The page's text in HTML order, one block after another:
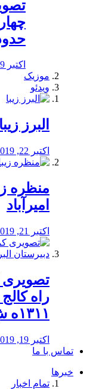
حدود
اکتبر 19, 2019
موزیک
ویدئو
البرز زیبا
اکتبر 22, 2019
منظره‌‌
امیرآباد
اکتبر 21, 2019
️تصویری
راه
۱۳۱۱ه ش
اکتبر 19, 2019
تماس با ما
خبرها
تمام اخبار